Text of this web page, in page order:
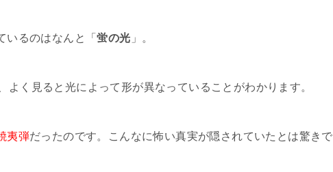
いるのはなんと「蛍の光 」。
よく見ると光によって形が異なっていることがわかります。
夷弾だったのです。こんなに怖い真実が隠されていたとは驚きで